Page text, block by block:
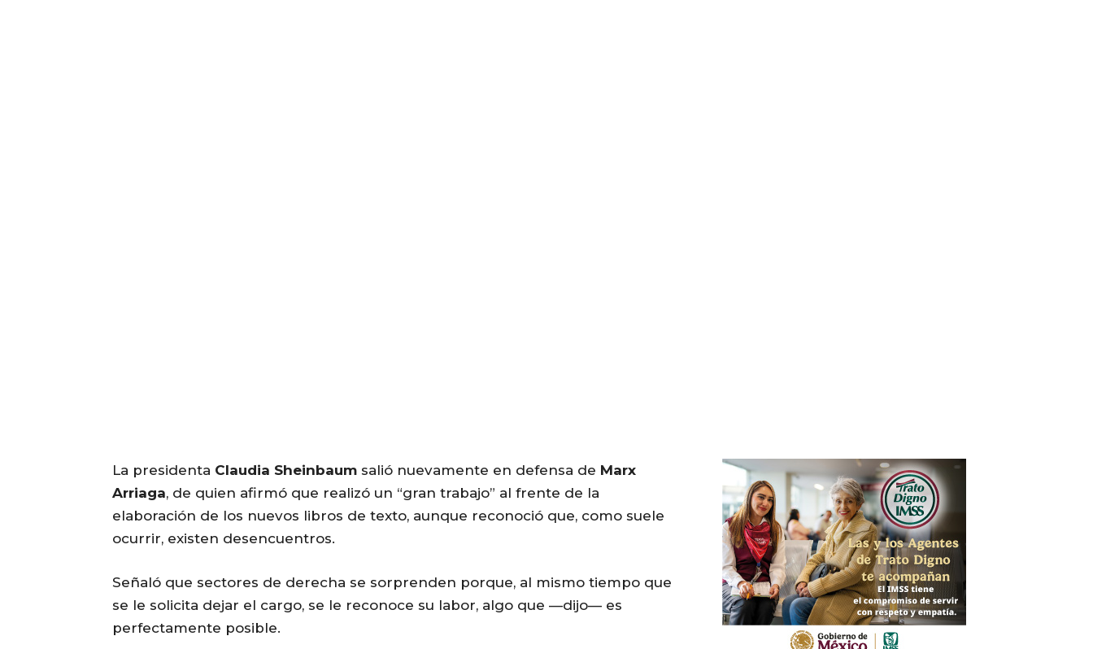
La presidenta Claudia Sheinbaum salió nuevamente en defensa de Marx
Arriaga, de quien afirmó que realizó un “gran trabajo” al frente de la
elaboración de los nuevos libros de texto, aunque reconoció que, como suele
ocurrir, existen desencuentros.
Señaló que sectores de derecha se sorprenden porque, al mismo tiempo que
se le solicita dejar el cargo, se le reconoce su labor, algo que —dijo— es
perfectamente posible.